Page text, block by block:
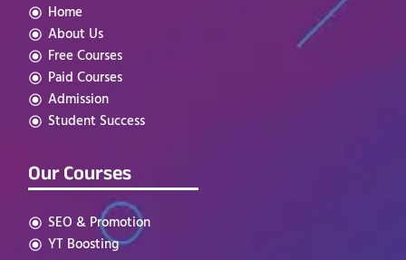
Home
About Us
Free Courses
Paid Courses
Admission
Student Success
Our Courses
SEO & Promotion
YT Boosting